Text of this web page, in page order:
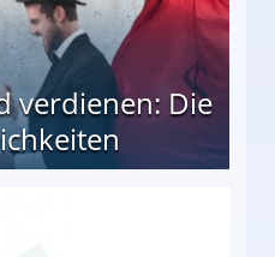
verdienen: Die